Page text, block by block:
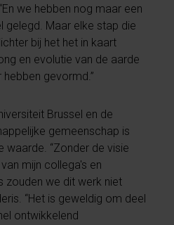
we hebben nog maar een
gelegd. Maar elke stap die
bij het het in kaart
en evolutie van de aarde
gevormd.”
Brussel en de
gemeenschap is
waarde. “Zonder de visie
mijn collega's en
zouden we dit werk niet
“Het is geweldig om deel
ontwikkelend